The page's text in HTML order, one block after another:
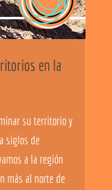
en la
su territorio y
siglos de
a la región
más al norte de